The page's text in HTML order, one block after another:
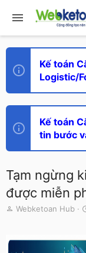
Kế toán
Logistic/
Kế toán
tin bước
Tạm ngừng
được miễn
T
e
a
Webketoan Hub